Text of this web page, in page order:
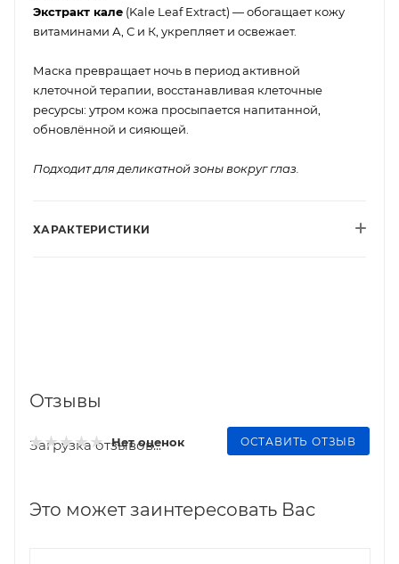
Экстракт кале (Kale Leaf Extract) — обогащает кожу
витаминами А, С и К, укрепляет и освежает.
Маска превращает ночь в период активной
клеточной терапии, восстанавливая клеточные
ресурсы: утром кожа просыпается напитанной,
обновлённой и сияющей.
Подходит для деликатной зоны вокруг глаз.
ХАРАКТЕРИСТИКИ
Отзывы
Нет оценок ОСТАВИТЬ ОТЗЫВ
Загрузка отзывов...
Это может заинтересовать Вас